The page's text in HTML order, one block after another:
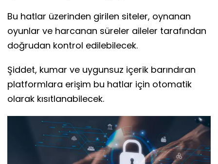
Bu hatlar üzerinden girilen siteler, oynanan
oyunlar ve harcanan süreler aileler tarafından
doğrudan kontrol edilebilecek.
Şiddet, kumar ve uygunsuz içerik barındıran
platformlara erişim bu hatlar için otomatik
olarak kısıtlanabilecek.